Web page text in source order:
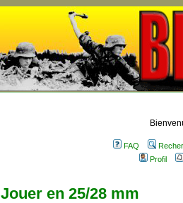
FAQ
Profil
Jouer en 25/28 mm